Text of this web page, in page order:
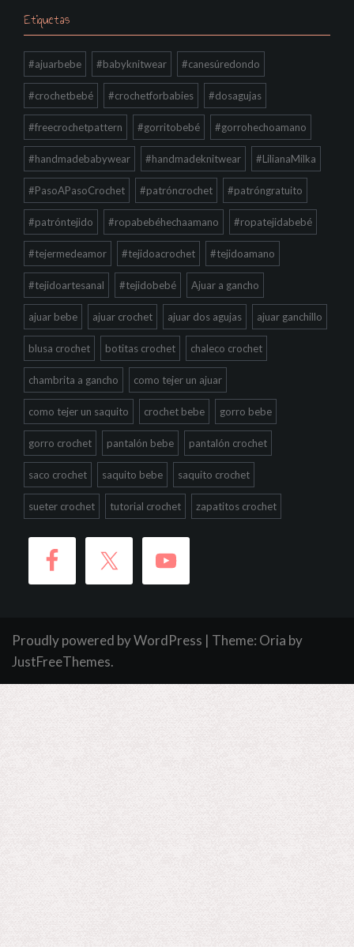
Etiquetas
#ajuarbebe #babyknitwear #canesúredondo
#crochetbebé #crochetforbabies #dosagujas
#freecrochetpattern #gorritobebé #gorrohechoamano
#handmadebabywear #handmadeknitwear #LilianaMilka
#PasoAPasoCrochet #patróncrochet #patróngratuito
#patróntejido #ropabebéhechaamano #ropatejidabebé
#tejermedeamor #tejidoacrochet #tejidoamano
#tejidoartesanal #tejidobebé Ajuar a gancho
ajuar bebe ajuar crochet ajuar dos agujas ajuar ganchillo
blusa crochet botitas crochet chaleco crochet
chambrita a gancho como tejer un ajuar
como tejer un saquito crochet bebe gorro bebe
gorro crochet pantalón bebe pantalón crochet
saco crochet saquito bebe saquito crochet
sueter crochet tutorial crochet zapatitos crochet
Proudly powered by WordPress | Theme: Oria by
JustFreeThemes.